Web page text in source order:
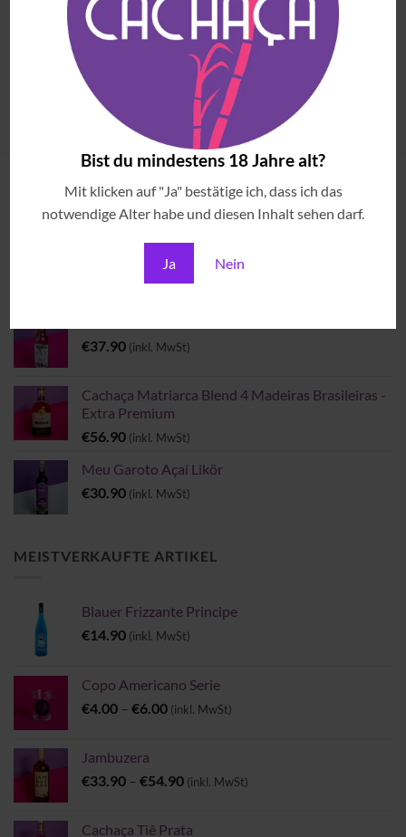
Bist du mindestens 18 Jahre alt?
Mit klicken auf "Ja" bestätige ich, dass ich das
notwendige Alter habe und diesen Inhalt sehen darf.
Ja Nein
Meu Garoto Jambu & Castanha
(inkl. MwSt)
Meu Garoto Cupuaçu Likör
€ 30.90
ANGESEHENE ARTIKEL
Brazilian Sounds & Cocktails
(inkl. MwSt)
€37.90 (inkl. MwSt)
Cachaça Matriarca Blend 4 Madeiras Brasileiras -
Extra Premium
€56.90 (inkl. MwSt)
Meu Garoto Açaí Likör
€30.90 (inkl. MwSt)
MEISTVERKAUFTE ARTIKEL
Blauer Frizzante Principe
€14.90 (inkl. MwSt)
Copo Americano Serie
€4.00 – €6.00Preisspanne:
(inkl. MwSt)
Jambuzera
€33.90 – €54.90Preisspanne:
(inkl. MwSt)
Cachaça Tiê Prata